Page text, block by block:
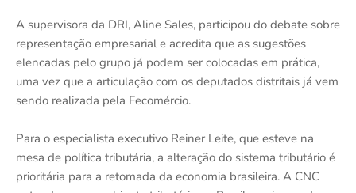
A supervisora da DRI, Aline Sales, participou do debate sobre
representação empresarial e acredita que as sugestões
elencadas pelo grupo já podem ser colocadas em prática,
uma vez que a articulação com os deputados distritais já vem
sendo realizada pela Fecomércio.
Para o especialista executivo Reiner Leite, que esteve na
mesa de política tributária, a alteração do sistema tributário é
prioritária para a retomada da economia brasileira. A CNC